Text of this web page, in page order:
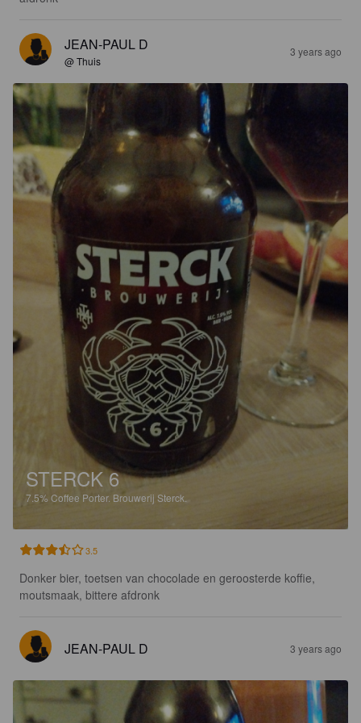
JEAN-PAUL D
@ Thuis
3 years ago
STERCK 6
7.5% Coffee Porter. Brouwerij Sterck.
3.5
Donker bier, toetsen van chocolade en geroosterde koffie,
moutsmaak, bittere afdronk
JEAN-PAUL D 3 years ago